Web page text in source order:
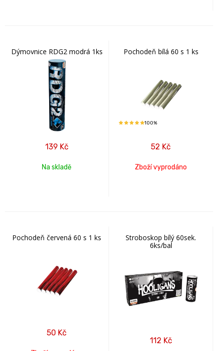
Dýmovnice RDG2 modrá 1ks
139 Kč
Na skladě
Pochodeň bílá 60 s 1 ks
100%
52 Kč
Zboží vyprodáno
Pochodeň červená 60 s 1 ks
50 Kč
Stroboskop bílý 60sek.
6ks/bal
112 Kč